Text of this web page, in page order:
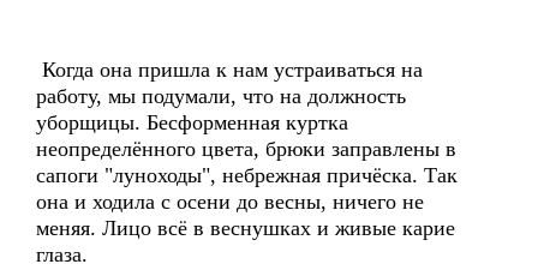
Когда она пришла к нам устраиваться на
работу, мы подумали, что на должность
уборщицы. Бесформенная куртка
неопределённого цвета, брюки заправлены в
сапоги "луноходы", небрежная причёска. Так
она и ходила с осени до весны, ничего не
меняя. Лицо всё в веснушках и живые карие
глаза.